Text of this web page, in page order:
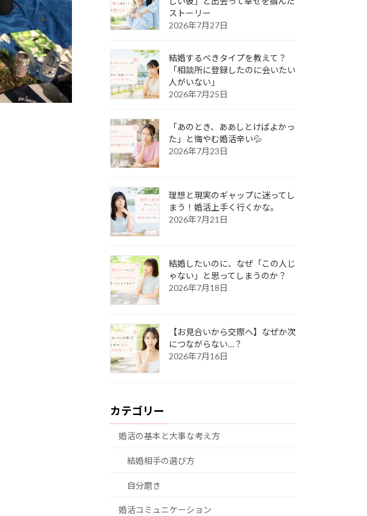
ストーリー
2026年7月27日
結婚するべきタイプを教えて？
「相談所に登録したのに会いたい
人がいない」
2026年7月25日
「あのとき、ああしとけばよかっ
た」と悔やむ婚活辛い💦
2026年7月23日
理想と現実のギャップに迷ってし
まう！婚活上手く行くかな。
2026年7月21日
結婚したいのに、なぜ「この人じ
ゃない」と思ってしまうのか？
2026年7月18日
【お見合いから交際へ】なぜか次
につながらない…？
2026年7月16日
カテゴリー
婚活の基本と大事な考え方
結婚相手の選び方
自分磨き
婚活コミュニケーション